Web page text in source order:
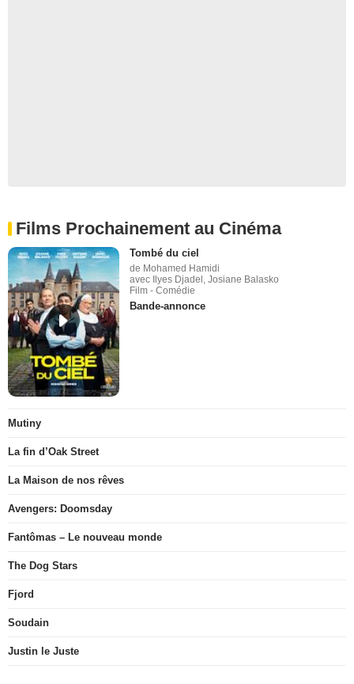
Films Prochainement au Cinéma
Tombé du ciel
de Mohamed Hamidi
avec Ilyes Djadel, Josiane Balasko
Film - Comédie
Bande-annonce
Mutiny
La fin d’Oak Street
La Maison de nos rêves
Avengers: Doomsday
Fantômas – Le nouveau monde
The Dog Stars
Fjord
Soudain
Justin le Juste